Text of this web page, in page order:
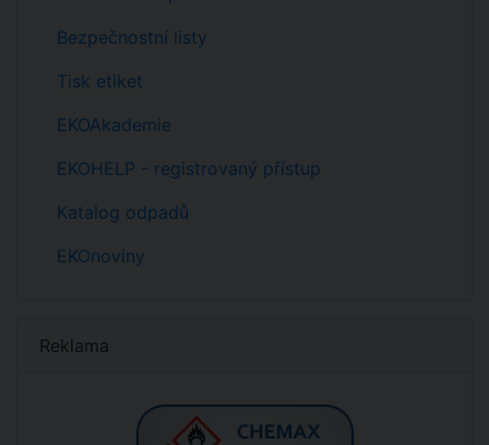
Bezpečnostní listy
Tisk etiket
EKOAkademie
EKOHELP - registrovaný přístup
Katalog odpadů
EKOnoviny
Reklama